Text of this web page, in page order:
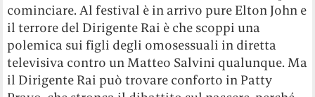
cominciare. Al festival è in arrivo pure Elton John e
il terrore del Dirigente Rai è che scoppi una
polemica sui figli degli omosessuali in diretta
televisiva contro un Matteo Salvini qualunque. Ma
il Dirigente Rai può trovare conforto in Patty